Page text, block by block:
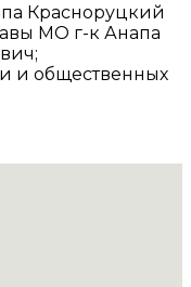
Красноруцкий
МО г-к Анапа
и общественных